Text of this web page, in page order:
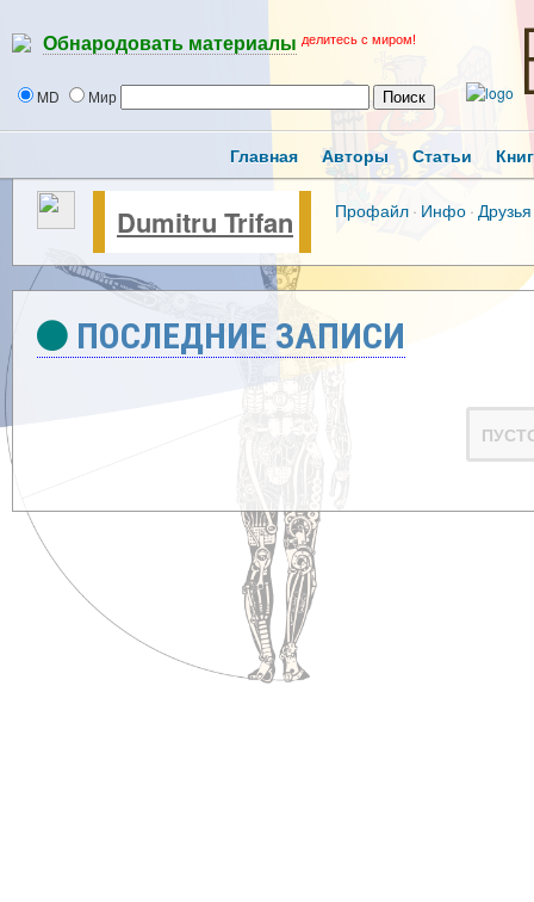
Обнародовать материалы делитесь с миром!
MD Мир
Главная Авторы Статьи
Dumitru Trifan Профайл· Инфо· Друзья
ПОСЛЕДНИЕ ЗАПИСИ